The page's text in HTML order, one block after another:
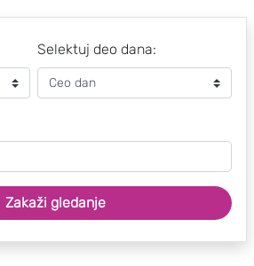
Selektuj deo dana:
Zakaži gledanje